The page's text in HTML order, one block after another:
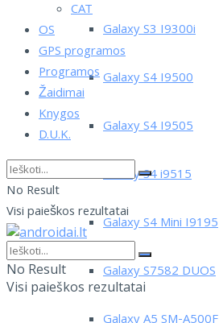
Galaxy S3 I9300i
Galaxy S4 I9500
Galaxy S4 I9505
Galaxy S4 i9515
Galaxy S4 Mini I9195
Galaxy S7582 DUOS
CAT
OS
GPS programos
Programos
Žaidimai
Knygos
D.U.K.
No Result
Visi paieškos rezultatai
No Result
Visi paieškos rezultatai